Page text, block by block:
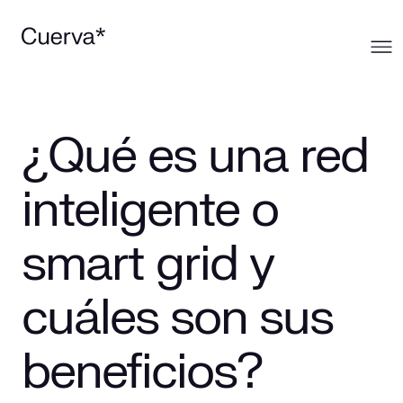
Sobre Cuerva
La mirada Cuerva
Trabaja en Cuerva
Prensa
Qué ofrecemos
Distribución
Smart Services
Smart Solutions
Innovación
Comunidad
Blog
Recursos
¿Qué es una red
inteligente o
smart grid y
cuáles son sus
beneficios?